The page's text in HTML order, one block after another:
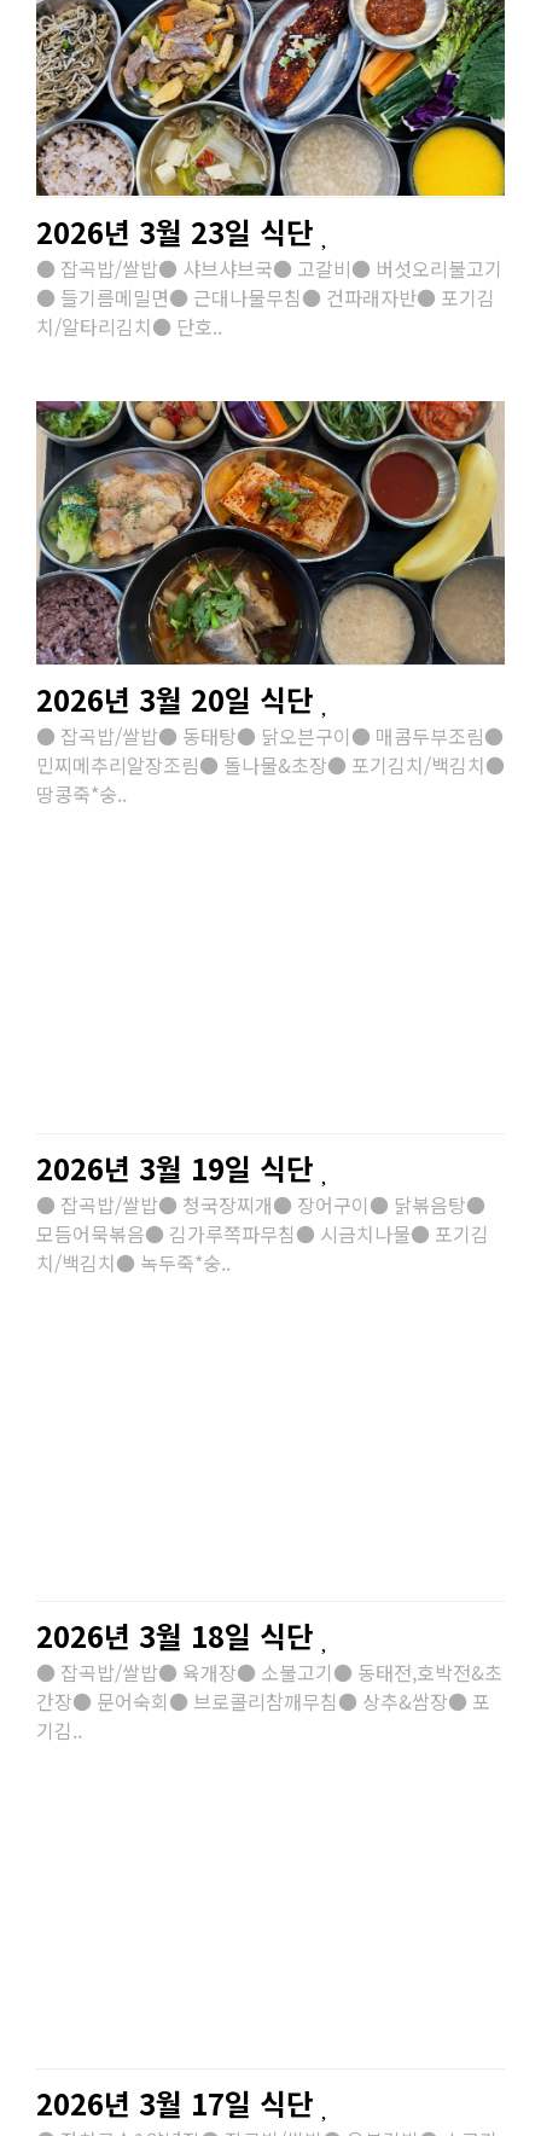
2026년 3월 23일 식단
● 잡곡밥/쌀밥● 샤브샤브국● 고갈비● 버섯오리불고기
● 들기름메밀면● 근대나물무침● 건파래자반● 포기김
치/알타리김치● 단호..
2026년 3월 20일 식단
● 잡곡밥/쌀밥● 동태탕● 닭오븐구이● 매콤두부조림●
민찌메추리알장조림● 돌나물&초장● 포기김치/백김치●
땅콩죽*숭..
2026년 3월 19일 식단
● 잡곡밥/쌀밥● 청국장찌개● 장어구이● 닭볶음탕●
모듬어묵볶음● 김가루쪽파무침● 시금치나물● 포기김
치/백김치● 녹두죽*숭..
2026년 3월 18일 식단
● 잡곡밥/쌀밥● 육개장● 소불고기● 동태전,호박전&초
간장● 문어숙회● 브로콜리참깨무침● 상추&쌈장● 포
기김..
2026년 3월 17일 식단